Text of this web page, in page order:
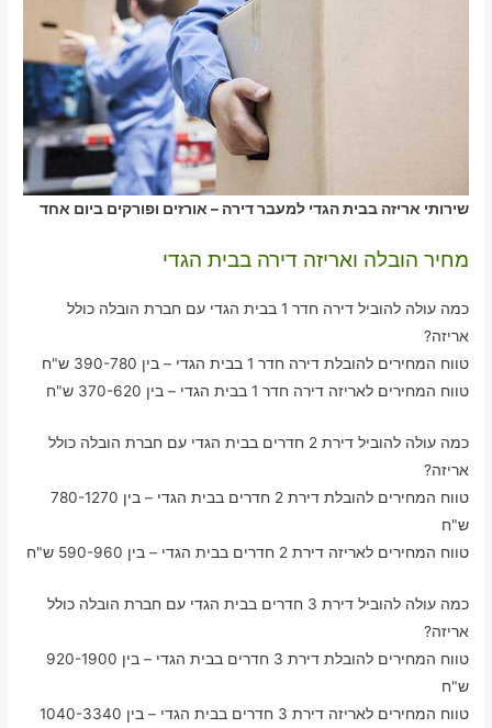
שירותי אריזה בבית הגדי למעבר דירה – אורזים ופורקים ביום אחד
מחיר הובלה ואריזה דירה בבית הגדי
כמה עולה להוביל דירה חדר 1 בבית הגדי עם חברת הובלה כולל
אריזה?
טווח המחירים להובלת דירה חדר 1 בבית הגדי – בין 390-780 ש"ח
טווח המחירים לאריזה דירה חדר 1 בבית הגדי – בין 370-620 ש"ח
כמה עולה להוביל דירת 2 חדרים בבית הגדי עם חברת הובלה כולל
אריזה?
טווח המחירים להובלת דירת 2 חדרים בבית הגדי – בין 780-1270
ש"ח
טווח המחירים לאריזה דירת 2 חדרים בבית הגדי – בין 590-960 ש"ח
כמה עולה להוביל דירת 3 חדרים בבית הגדי עם חברת הובלה כולל
אריזה?
טווח המחירים להובלת דירת 3 חדרים בבית הגדי – בין 920-1900
ש"ח
טווח המחירים לאריזה דירת 3 חדרים בבית הגדי – בין 1040-3340